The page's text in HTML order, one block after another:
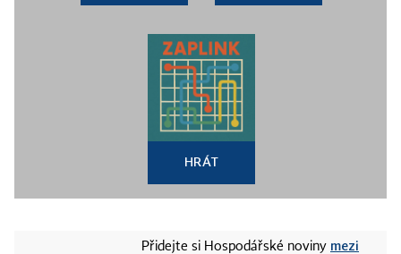
HRÁT
Přidejte si Hospodářské noviny mezi